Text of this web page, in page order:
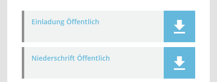
Einladung Öffentlich
Niederschrift Öffentlich